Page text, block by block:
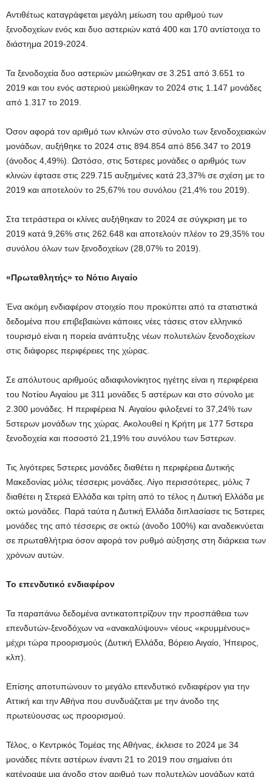
Αντιθέτως καταγράφεται μεγάλη μείωση του αριθμού των
ξενοδοχείων ενός και δυο αστεριών κατά 400 και 170 αντίστοιχα το
διάστημα 2019-2024.
Τα ξενοδοχεία δυο αστεριών μειώθηκαν σε 3.251 από 3.651 το
2019 και του ενός αστεριού μειώθηκαν το 2024 στις 1.147 μονάδες
από 1.317 το 2019.
Όσον αφορά τον αριθμό των κλινών στο σύνολο των ξενοδοχειακών
μονάδων, αυξήθηκε το 2024 στις 894.854 από 856.347 το 2019
(άνοδος 4,49%). Ωστόσο, στις 5στερες μονάδες ο αριθμός των
κλινών έφτασε στις 229.715 αυξημένες κατά 23,37% σε σχέση με το
2019 και αποτελούν το 25,67% του συνόλου (21,4% του 2019).
Στα τετράστερα οι κλίνες αυξήθηκαν το 2024 σε σύγκριση με το
2019 κατά 9,26% στις 262.648 και αποτελούν πλέον το 29,35% του
συνόλου όλων των ξενοδοχείων (28,07% το 2019).
«Πρωταθλητής» το Νότιο Αιγαίο
Ένα ακόμη ενδιαφέρον στοιχείο που προκύπτει από τα στατιστικά
δεδομένα που επιβεβαιώνει κάποιες νέες τάσεις στον ελληνικό
τουρισμό είναι η πορεία ανάπτυξης νέων πολυτελών ξενοδοχείων
στις διάφορες περιφέρειες της χώρας.
Σε απόλυτους αριθμούς αδιαφιλονίκητος ηγέτης είναι η περιφέρεια
του Νοτίου Αιγαίου με 311 μονάδες 5 αστέρων και στο σύνολο με
2.300 μονάδες. Η περιφέρεια Ν. Αιγαίου φιλοξενεί το 37,24% των
5στερων μονάδων της χώρας. Ακολουθεί η Κρήτη με 177 5στερα
ξενοδοχεία και ποσοστό 21,19% του συνόλου των 5στερων.
Τις λιγότερες 5στερες μονάδες διαθέτει η περιφέρεια Δυτικής
Μακεδονίας μόλις τέσσερις μονάδες. Λίγο περισσότερες, μόλις 7
διαθέτει η Στερεά Ελλάδα και τρίτη από το τέλος η Δυτική Ελλάδα με
οκτώ μονάδες. Παρά ταύτα η Δυτική Ελλάδα διπλασίασε τις 5στερες
μονάδες της από τέσσερις σε οκτώ (άνοδο 100%) και αναδεικνύεται
σε πρωταθλήτρια όσον αφορά τον ρυθμό αύξησης στη διάρκεια των
χρόνων αυτών.
Το επενδυτικό ενδιαφέρον
Τα παραπάνω δεδομένα αντικατοπτρίζουν την προσπάθεια των
επενδυτών-ξενοδόχων να «ανακαλύψουν» νέους «κρυμμένους»
μέχρι τώρα προορισμούς (Δυτική Ελλάδα, Βόρειο Αιγαίο, Ήπειρος,
κλπ).
Επίσης αποτυπώνουν το μεγάλο επενδυτικό ενδιαφέρον για την
Αττική και την Αθήνα που συνδυάζεται με την άνοδο της
πρωτεύουσας ως προορισμού.
Τέλος, ο Κεντρικός Τομέας της Αθήνας, έκλεισε το 2024 με 34
μονάδες πέντε αστέρων έναντι 21 το 2019 που σημαίνει ότι
κατέγραψε μια άνοδο στον αριθμό των πολυτελών μονάδων κατά